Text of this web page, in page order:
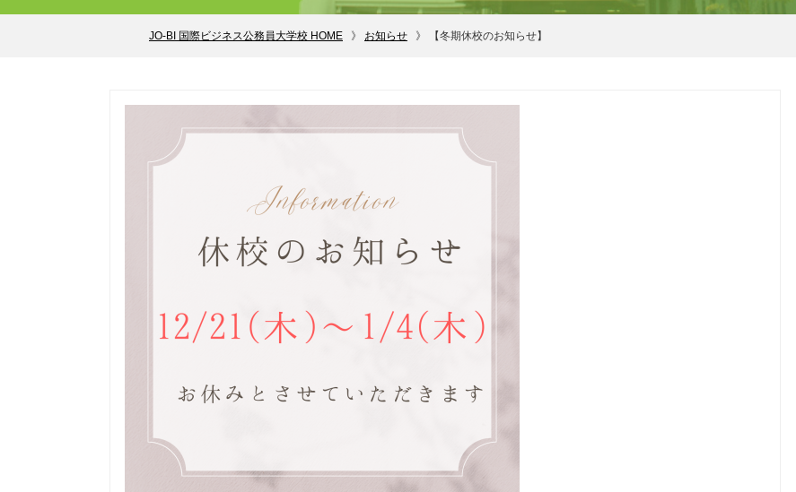
JO-BI 国際ビジネス公務員大学校 HOME お知らせ 【冬期休校のお知らせ】